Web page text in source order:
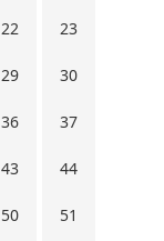
22 23
29 30
36 37
43 44
50 51